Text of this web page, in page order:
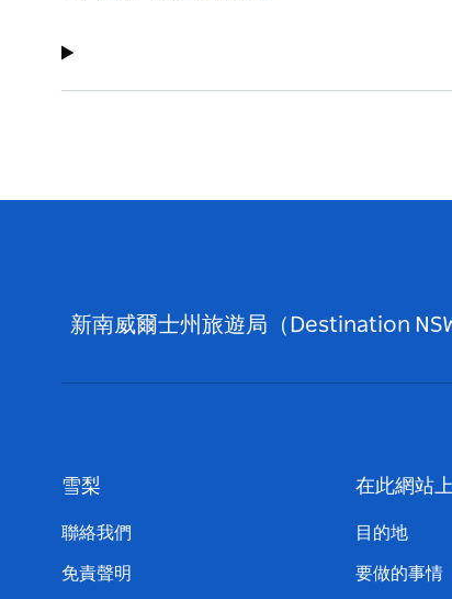
新南威爾士州旅遊局（Destination
雪梨
聯絡我們
免責聲明
在此網站上
目的地
要做的事情